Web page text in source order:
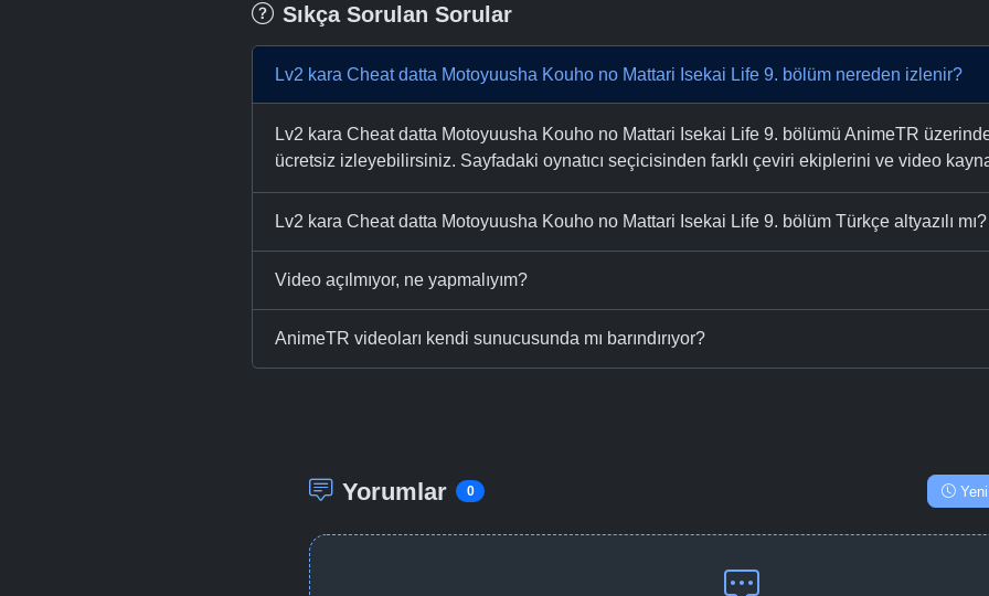
Sıkça Sorulan Sorular
Lv2 kara Cheat datta Motoyuusha Kouho no Mattari Isekai Life 9. bölüm nereden izlenir?
Lv2 kara Cheat datta Motoyuusha Kouho no Mattari Isekai Life 9. bölümü AnimeTR
ücretsiz izleyebilirsiniz. Sayfadaki oynatıcı seçicisinden farklı çeviri ekiplerini ve video
Lv2 kara Cheat datta Motoyuusha Kouho no Mattari Isekai Life 9. bölüm Türkçe altyazılı mı?
Video açılmıyor, ne yapmalıyım?
AnimeTR videoları kendi sunucusunda mı barındırıyor?
Yorumlar 0 Yeni